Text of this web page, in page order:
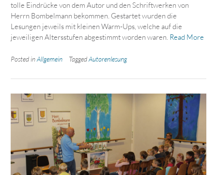
tolle Eindrücke von dem Autor und den Schriftwerken von
Herrn Bombelmann bekommen. Gestartet wurden die
Lesungen jeweils mit kleinen Warm-Ups, welche auf die
jeweiligen Altersstufen abgestimmt worden waren. Read More
Posted inAllgemein TaggedAutorenlesung